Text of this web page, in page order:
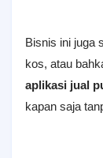
Bisnis ini juga
kos, atau
aplikasi jual
kapan saja